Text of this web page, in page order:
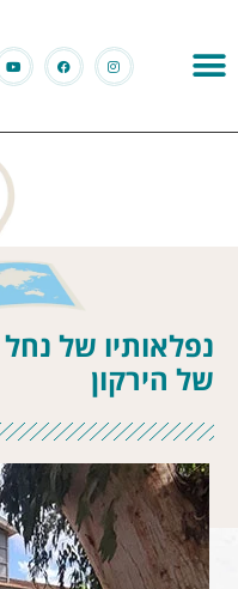
נפלאותיו של נחל
של הירקון